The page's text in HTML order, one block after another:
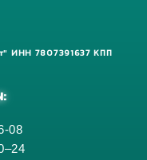
ИНН 7807391637 КПП
08